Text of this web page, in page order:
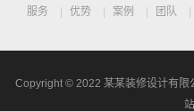
服务 优势 案例 团队
Copyright © 2022 某某装修设计有限